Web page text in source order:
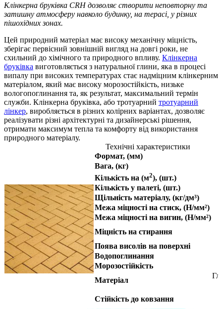
Клінкерна бруківка CRH дозволяє створити неповторну та
затишну атмосферу навколо будинку, на терасі, у різних
пішохідних зонах.
Цей природний матеріал має високу механічну міцність,
зберігає первісний зовнішній вигляд на довгі роки, не
схильний до хімічного та природного впливу. Клінкерна
бруківка виготовляється з натуральної глини, яка в процесі
випалу при високих температурах стає надміцним клінкерним
матеріалом, який має високу морозостійкість, низьке
вологопоглинання та, як результат, максимальний термін
служби. Клінкерна бруківка, або тротуарний тротуарний
лінкер, виробляється в різних колірних варіантах, дозволяє
реалізувати різні архітектурні та дизайнерські рішення,
отримати максимум тепла та комфорту від використання
природного матеріалу.
Технічні характеристики
Формат, (мм)
Вага, (кг)
Кількість на (м2), (шт.)
Кількість у палеті, (шт.)
Щільність матеріалу, (кг/дм³)
Межа міцності на стиск, (Н/мм²)
Межа міцності на вигин, (Н/мм²)
Міцність на стирання
Поява висолів на поверхні
Водопоглинання
Морозостійкість
Матеріал
Стійкість до ковзання